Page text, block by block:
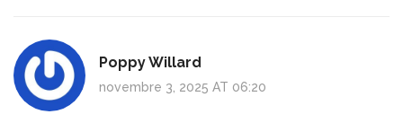
Poppy Willard
novembre 3, 2025 AT 06:20